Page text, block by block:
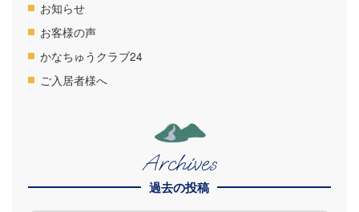
お知らせ
お客様の声
かなちゅうクラブ24
ご入居者様へ
Archives
過去の投稿